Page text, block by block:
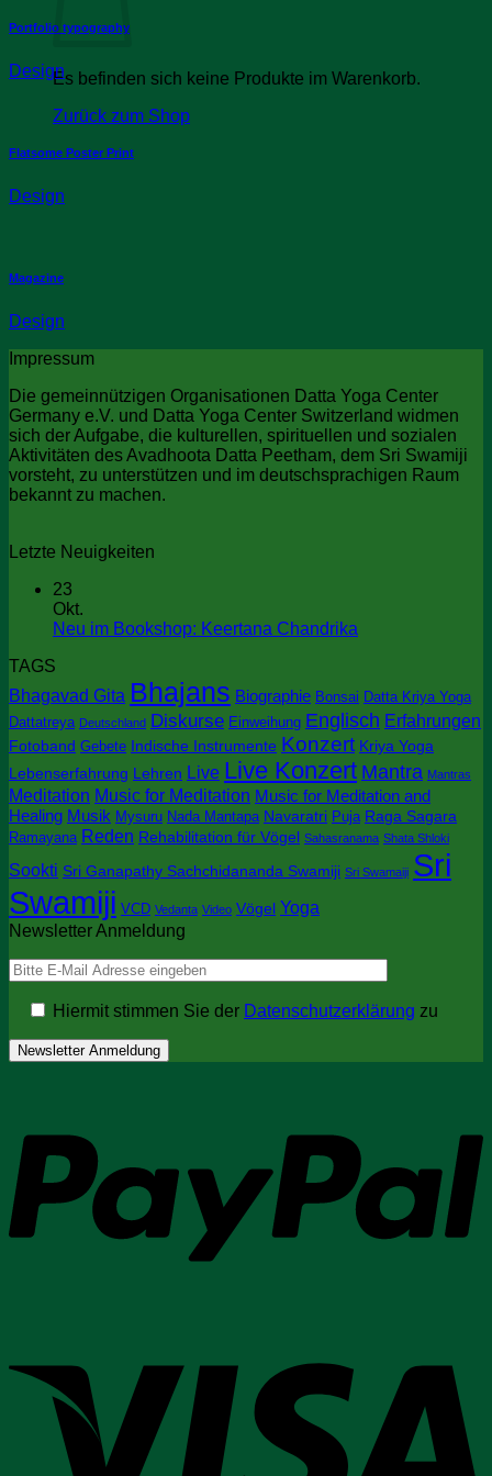
Es befinden sich keine Produkte im Warenkorb.
Zurück zum Shop
Portfolio typography
Design
Flatsome Poster Print
Design
Magazine
Design
Impressum
Die gemeinnützigen Organisationen Datta Yoga Center
Germany e.V. und Datta Yoga Center Switzerland widmen
sich der Aufgabe, die kulturellen, spirituellen und sozialen
Aktivitäten des Avadhoota Datta Peetham, dem Sri Swamiji
vorsteht, zu unterstützen und im deutschsprachigen Raum
bekannt zu machen.
Letzte Neuigkeiten
23
Okt.
Neu im Bookshop: Keertana Chandrika
im
Bookshop:
Keertana
Chandrika
TAGS
Bhagavad Gita Bhajans Biographie Bonsai Datta Kriya Yoga
Dattatreya Deutschland Diskurse Einweihung Englisch Erfahrungen
Fotoband Gebete Indische Instrumente Konzert Kriya Yoga
Lebenserfahrung Lehren Live Live Konzert Mantra Mantras
Meditation Music for Meditation Music for Meditation and
Healing Musik Mysuru Nada Mantapa Navaratri Puja Raga Sagara
Ramayana Reden Rehabilitation für Vögel Sahasranama Shata Shloki
Sookti Sri Ganapathy Sachchidananda Swamiji Sri Swamaiji Sri
Swamiji VCD Vedanta Video Vögel Yoga
Newsletter Anmeldung
Hiermit stimmen Sie der Datenschutzerklärung zu